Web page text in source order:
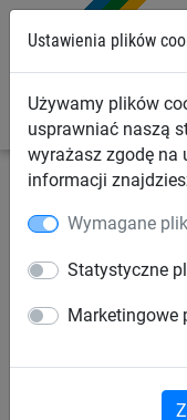
Ustawienia plików
Używamy plików
usprawniać naszą
wyrażasz zgodę na
informacji
Wymagane
Statystyczne
Marketingowe
siatek do piłki ręcznej
Gumowe
szt.)